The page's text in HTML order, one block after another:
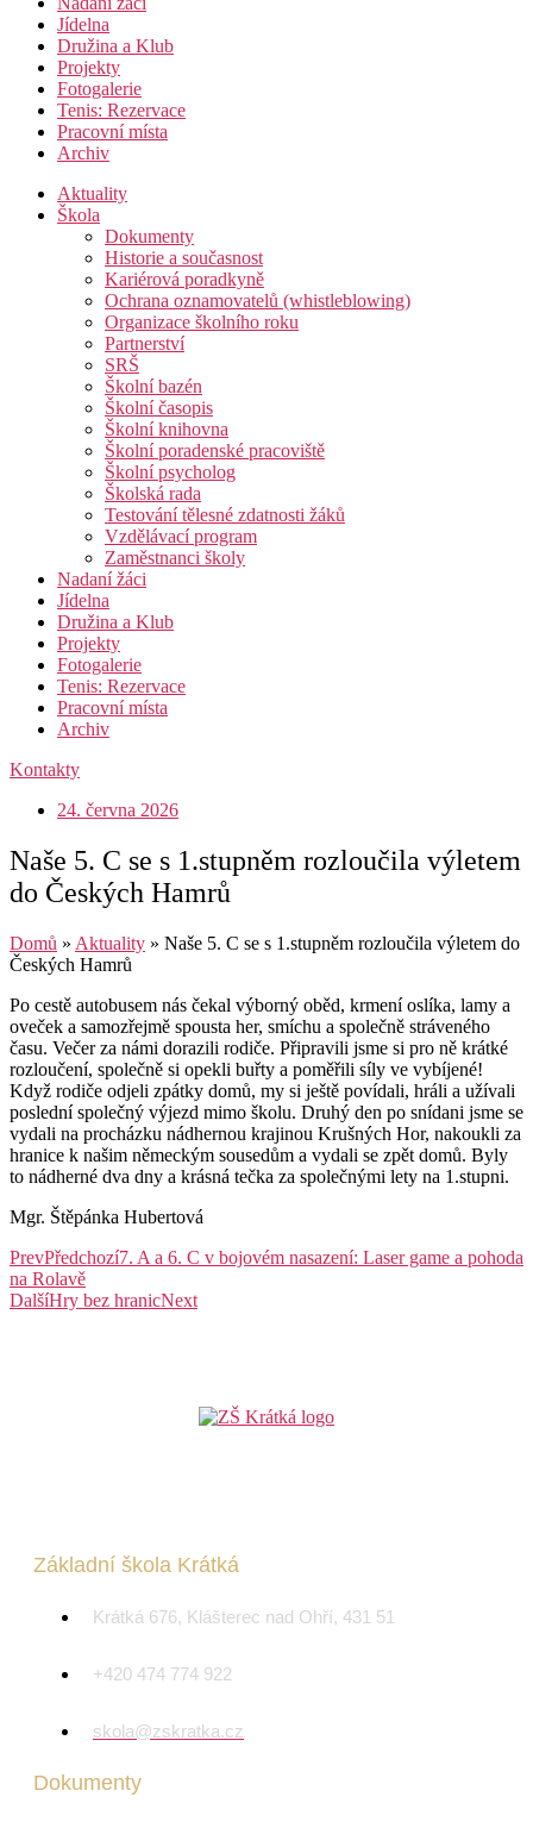
Jídelna
Družina a Klub
Projekty
Fotogalerie
Tenis: Rezervace
Pracovní místa
Archiv
Aktuality
Škola
Dokumenty
Historie a současnost
Kariérová poradkyně
Ochrana oznamovatelů (whistleblowing)
Organizace školního roku
Partnerství
SRŠ
Školní bazén
Školní časopis
Školní knihovna
Školní poradenské pracoviště
Školní psycholog
Školská rada
Testování tělesné zdatnosti žáků
Vzdělávací program
Zaměstnanci školy
Nadaní žáci
Jídelna
Družina a Klub
Projekty
Fotogalerie
Tenis: Rezervace
Pracovní místa
Archiv
Kontakty
24. června 2026
Naše 5. C se s 1.stupněm rozloučila výletem
do Českých Hamrů
Domů » Aktuality » Naše 5. C se s 1.stupněm rozloučila výletem do
Českých Hamrů
Po cestě autobusem nás čekal výborný oběd, krmení oslíka, lamy a
oveček a samozřejmě spousta her, smíchu a společně stráveného
času. Večer za námi dorazili rodiče. Připravili jsme si pro ně krátké
rozloučení, společně si opekli buřty a poměřili síly ve vybíjené!
Když rodiče odjeli zpátky domů, my si ještě povídali, hráli a užívali
poslední společný výjezd mimo školu. Druhý den po snídani jsme se
vydali na procházku nádhernou krajinou Krušných Hor, nakoukli za
hranice k našim německým sousedům a vydali se zpět domů. Byly
to nádherné dva dny a krásná tečka za společnými lety na 1.stupni.
Mgr. Štěpánka Hubertová
PrevPředchozí7. A a 6. C v bojovém nasazení: Laser game a pohoda
na Rolavě
DalšíHry bez hranicNext
Základní škola Krátká
Krátká 676, Klášterec nad Ohří, 431 51
+420 474 774 922
skola@zskratka.cz
Dokumenty